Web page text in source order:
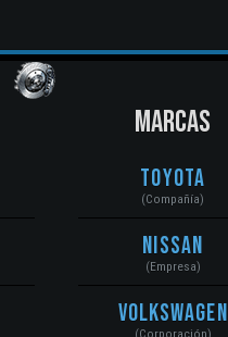
MARCAS
Toyota
(Compañía)
Nissan
(Empresa)
Volkswagen